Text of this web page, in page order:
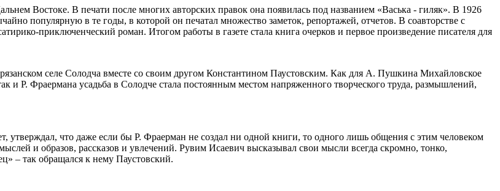
Востоке. В печати после многих авторских правок она появилась под названием «Васька - гиляк». В 1926
популярную в те годы, в которой он печатал множество заметок, репортажей, отчетов. В соавторстве с
приключенческий роман. Итогом работы в газете стала книга очерков и первое произведение писателя для
селе Солодча вместе со своим другом Константином Паустовским. Как для А. Пушкина Михайловское
и Р. Фраермана усадьба в Солодче стала постоянным местом напряженного творческого труда, размышлений,
что даже если бы Р. Фраерман не создал ни одной книги, то одного лишь общения с этим человеком
и образов, рассказов и увлечений. Рувим Исаевич высказывал свои мысли всегда скромно, тонко,
– так обращался к нему Паустовский.